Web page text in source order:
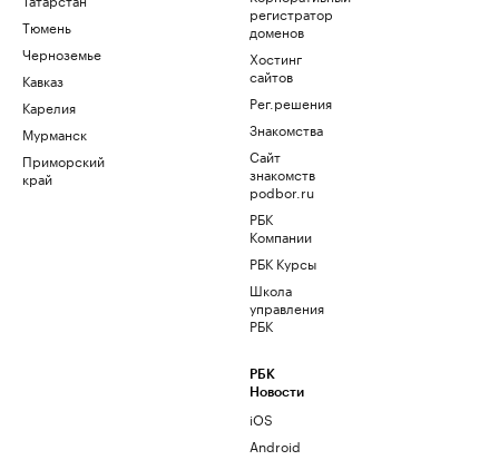
Тюмень
Черноземье
Кавказ
Карелия
Мурманск
Приморский
край
регистратор
доменов
Хостинг
сайтов
Рег.решения
Знакомства
Сайт
знакомств
podbor.ru
РБК
Компании
РБК Курсы
Школа
управления
РБК
РБК
Новости
iOS
Android